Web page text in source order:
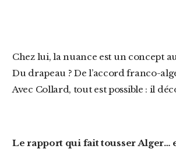
Chez lui, la nuance est un concept aussi exotique que la diplomatie. Mais de quoi parle-t-il ?
Du drapeau ? De l’accord franco-
Avec Collard, tout est possible : il
Le rapport qui fait tousser Alger…